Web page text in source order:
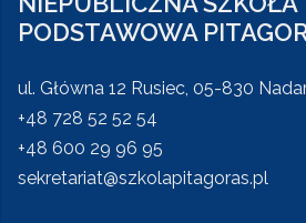
PODSTAWOWA
ul. Główna 12 Rusiec, 05-830
+48 728 52 52 54
+48 600 29 96 95
sekretariat@szkolapitagoras.pl